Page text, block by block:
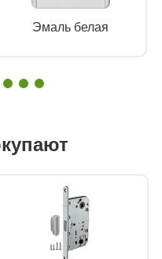
Эмаль белая